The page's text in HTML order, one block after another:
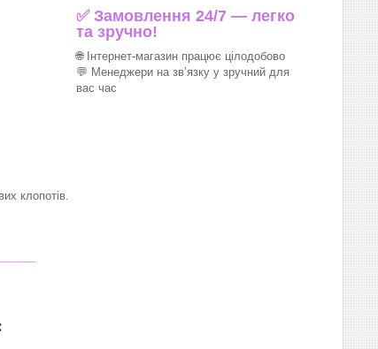
✅ Замовлення 24/7 — легко
та зручно!
🌐 Інтернет-магазин працює цілодобово
💬 Менеджери на зв’язку у зручний для
вас час
клопотів.